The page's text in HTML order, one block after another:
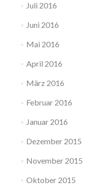
Juli 2016
Juni 2016
Mai 2016
April 2016
März 2016
Februar 2016
Januar 2016
Dezember 2015
November 2015
Oktober 2015